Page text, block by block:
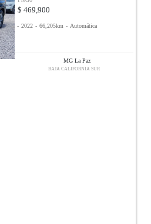
$ 469,900
- 2022 - 66,205km - Automática
MG La Paz
BAJA CALIFORNIA SUR